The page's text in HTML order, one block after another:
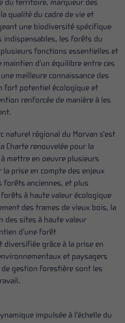
du territoire, marqueur des
qualité du cadre de vie et
une biodiversité spécifique
indispensables, les forêts du
fonctions essentielles et
maintien d’un équilibre entre ces
meilleure connaissance des
fort potentiel écologique et
renforcée de manière à les
naturel régional du Morvan s’est
Charte renouvelée pour la
mettre en oeuvre plusieurs
prise en compte des enjeux
forêts anciennes, et plus
à haute valeur écologique
des trames de vieux bois, la
des sites à haute valeur
d’une forêt
grâce à la prise en
et paysagers
gestion forestière sont les
impulsée à l’échelle du